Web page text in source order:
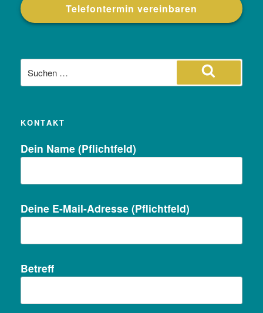
Telefontermin vereinbaren
Suche
nach:
Suchen
KONTAKT
Dein Name (Pflichtfeld)
Deine E-Mail-Adresse (Pflichtfeld)
Betreff